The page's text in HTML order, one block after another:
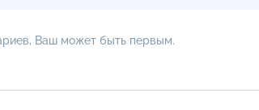
Ваш может быть первым.